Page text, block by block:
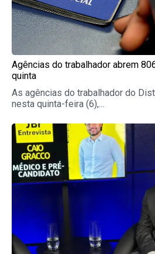
Agências do trabalhador abrem
quinta
As agências do trabalhador do
nesta quinta-feira (6),...